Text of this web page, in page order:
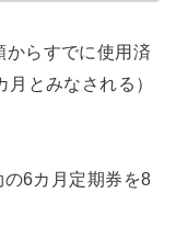
からすでに使用済
とみなされる）
6カ月定期券を8